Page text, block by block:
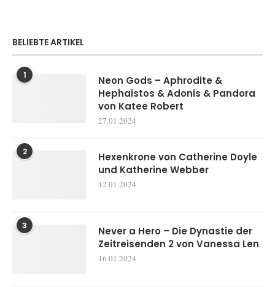
BELIEBTE ARTIKEL
1
Neon Gods – Aphrodite &
Hephaistos & Adonis & Pandora
von Katee Robert
27.01.2024
2
Hexenkrone von Catherine Doyle
und Katherine Webber
12.01.2024
3
Never a Hero – Die Dynastie der
Zeitreisenden 2 von Vanessa Len
16.01.2024